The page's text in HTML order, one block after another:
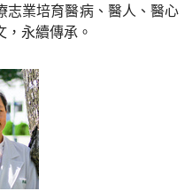
志業培育醫病、醫人、醫心
永續傳承。